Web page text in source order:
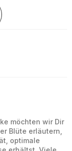
möchten wir Dir
Blüte erläutern,
optimale